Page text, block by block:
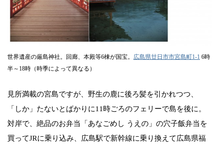
世界遺産の厳島神社。回廊、本殿等6棟が国宝。 広島県廿日市市宮島町1-1 6時
半～18時（時季によって異なる）
見所満載の宮島ですが、野生の鹿に後ろ髪を引かれつつ、
「しか」たないとばかりに11時ごろのフェリーで島を後に。
対岸で、絶品のお弁当「あなごめし うえの」の穴子飯弁当を
買ってJRに乗り込み、広島駅で新幹線に乗り換えて広島県福